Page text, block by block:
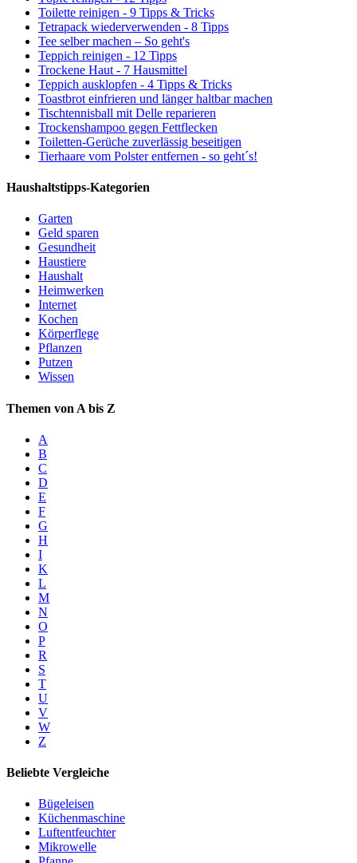
Toilette reinigen - 9 Tipps & Tricks
Tetrapack wiederverwenden - 8 Tipps
Tee selber machen – So geht's
Teppich reinigen - 12 Tipps
Trockene Haut - 7 Hausmittel
Teppich ausklopfen - 4 Tipps & Tricks
Toastbrot einfrieren und länger haltbar machen
Tischtennisball mit Delle reparieren
Trockenshampoo gegen Fettflecken
Toiletten-Gerüche zuverlässig beseitigen
Tierhaare vom Polster entfernen - so geht´s!
Haushaltstipps-Kategorien
Garten
Geld sparen
Gesundheit
Haustiere
Haushalt
Heimwerken
Internet
Kochen
Körperflege
Pflanzen
Putzen
Wissen
Themen von A bis Z
A
B
C
D
E
F
G
H
I
K
L
M
N
O
P
R
S
T
U
V
W
Z
Beliebte Vergleiche
Bügeleisen
Küchenmaschine
Luftentfeuchter
Mikrowelle